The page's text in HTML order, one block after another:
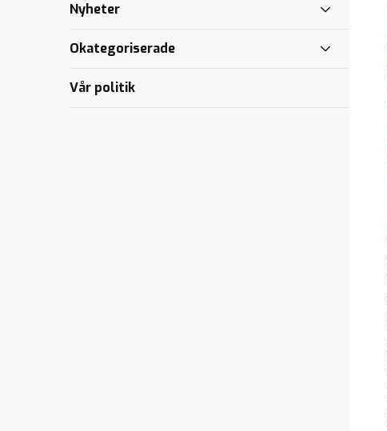
Nyheter
Okategoriserade
Vår politik